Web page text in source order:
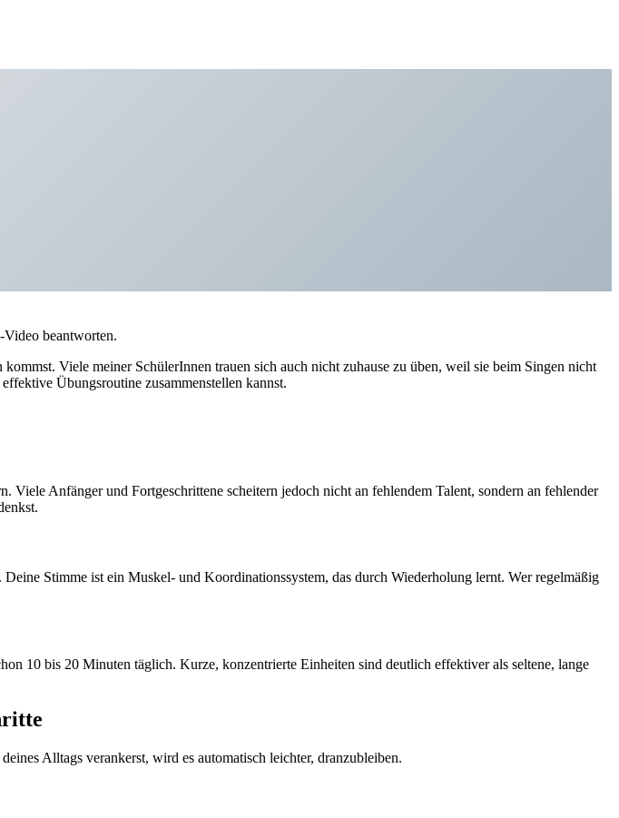
Video beantworten.
Viele meiner SchülerInnen trauen sich auch nicht zuhause zu üben, weil sie beim Singen nicht
Übungsroutine zusammenstellen kannst.
Viele Anfänger und Fortgeschrittene scheitern jedoch nicht an fehlendem Talent, sondern an fehlender
Stimme ist ein Muskel- und Koordinationssystem, das durch Wiederholung lernt. Wer regelmäßig
10 bis 20 Minuten täglich. Kurze, konzentrierte Einheiten sind deutlich effektiver als seltene, lange
Alltags verankerst, wird es automatisch leichter, dranzubleiben.